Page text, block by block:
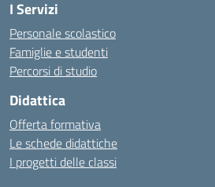
I Servizi
Personale scolastico
Famiglie e studenti
Percorsi di studio
Didattica
Offerta formativa
Le schede didattiche
I progetti delle classi